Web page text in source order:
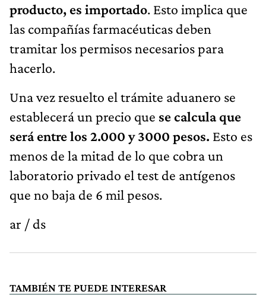
producto, es importado. Esto implica que
las compañías farmacéuticas deben
tramitar los permisos necesarios para
hacerlo.
Una vez resuelto el trámite aduanero se
establecerá un precio que se calcula que
será entre los 2.000 y 3000 pesos. Esto es
menos de la mitad de lo que cobra un
laboratorio privado el test de antígenos
que no baja de 6 mil pesos.
ar / ds
TAMBIÉN TE PUEDE INTERESAR